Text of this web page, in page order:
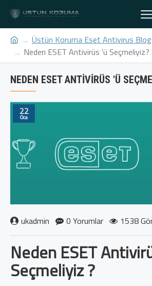
Üstün Koruma Eset Antivirus Blog
Neden ESET Antivirüs 'ü Seçmeliyiz?
NEDEN ESET ANTIVIRÜS 'Ü
22
Oca
ukadmin 0 Yorumlar 1538
Neden ESET
Seçmeliyiz ?